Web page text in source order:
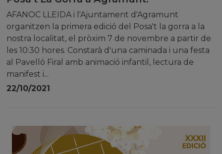
AFANOC LLEIDA i l'Ajuntament d'Agramunt
organitzen la primera edició del Posa't la gorra a la
nostra localitat, el pròxim 7 de novembre a partir de
les 10:30 hores. Constarà d'una caminada i una festa
al Pavelló Firal amb animació infantil, lectura de
manifest i...
22/10/2021